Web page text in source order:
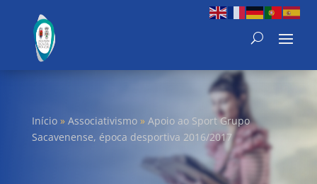
Início» Associativismo» Apoio ao Sport Grupo
Sacavenense, época desportiva 2016/2017